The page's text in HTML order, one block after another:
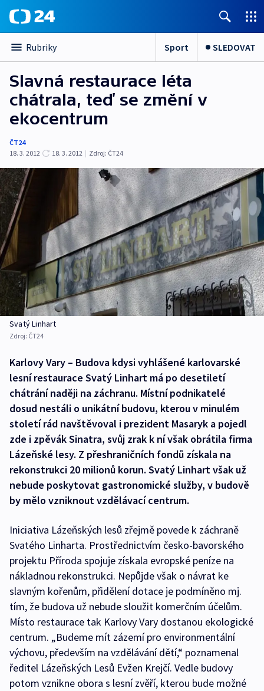
Rubriky Sport SLEDOVAT
Slavná restaurace léta
chátrala, teď se změní v
ekocentrum
ČT24
18. 3. 2012
18. 3. 2012 | Zdroj: ČT24
Svatý Linhart
Zdroj: ČT24
Karlovy Vary – Budova kdysi vyhlášené karlovarské
lesní restaurace Svatý Linhart má po desetiletí
chátrání naději na záchranu. Místní podnikatelé
dosud nestáli o unikátní budovu, kterou v minulém
století rád navštěvoval i prezident Masaryk a pojedl
zde i zpěvák Sinatra, svůj zrak k ní však obrátila firma
Lázeňské lesy. Z přeshraničních fondů získala na
rekonstrukci 20 milionů korun. Svatý Linhart však už
nebude poskytovat gastronomické služby, v budově
by mělo vzniknout vzdělávací centrum.
Iniciativa Lázeňských lesů zřejmě povede k záchraně
Svatého Linharta. Prostřednictvím česko-bavorského
projektu Příroda spojuje získala evropské peníze na
nákladnou rekonstrukci. Nepůjde však o návrat ke
slavným kořenům, přidělení dotace je podmíněno mj.
tím, že budova už nebude sloužit komerčním účelům.
Místo restaurace tak Karlovy Vary dostanou ekologické
centrum. „Budeme mít zázemí pro environmentální
výchovu, především na vzdělávání dětí,“ poznamenal
ředitel Lázeňských Lesů Evžen Krejčí. Vedle budovy
potom vznikne obora s lesní zvěří, kterou bude možné